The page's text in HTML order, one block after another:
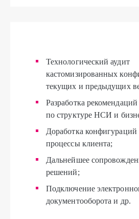
Технологический аудит
кастомизированных
текущих и предыдущих
Разработка
по структуре НСИ и
Доработка
процессы клиента;
Дальнейшее
решений;
Подключение
документооборота и др.